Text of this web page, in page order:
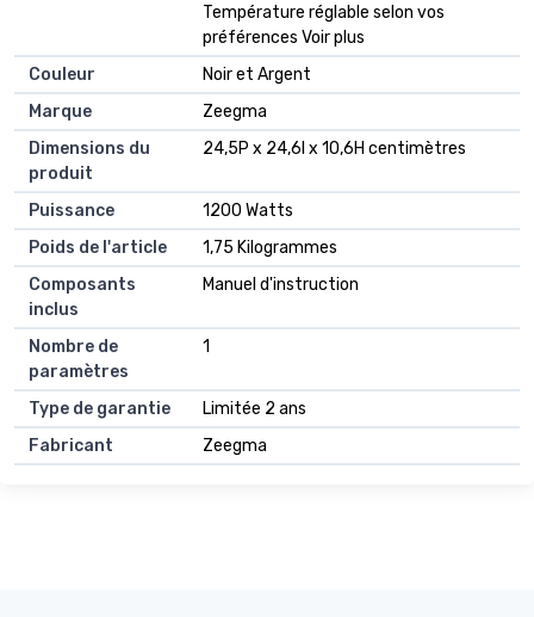
Température réglable selon vos
préférences Voir plus
Couleur
Noir et Argent
Marque
Zeegma
Dimensions du
produit
24,5P x 24,6l x 10,6H centimètres
Puissance
1200 Watts
Poids de l'article
1,75 Kilogrammes
Composants
inclus
Manuel d'instruction
Nombre de
paramètres
1
Type de garantie
Limitée 2 ans
Fabricant
Zeegma